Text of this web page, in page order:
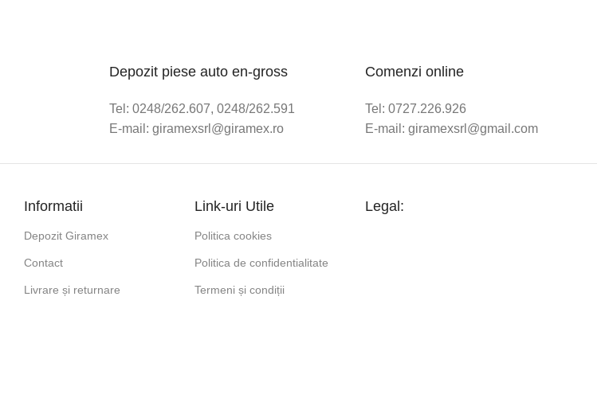
Depozit piese auto en-gross
Tel: 0248/262.607, 0248/262.591
E-mail: giramexsrl@giramex.ro
Comenzi online
Tel: 0727.226.926
E-mail: giramexsrl@gmail.com
Informatii
Depozit Giramex
Contact
Livrare și returnare
Link-uri Utile
Politica cookies
Politica de confidentialitate
Termeni și condiții
Legal: